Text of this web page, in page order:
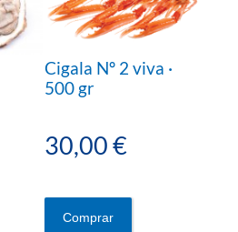
Cigala Nº 2 viva ·
500 gr
30,00 €
Comprar